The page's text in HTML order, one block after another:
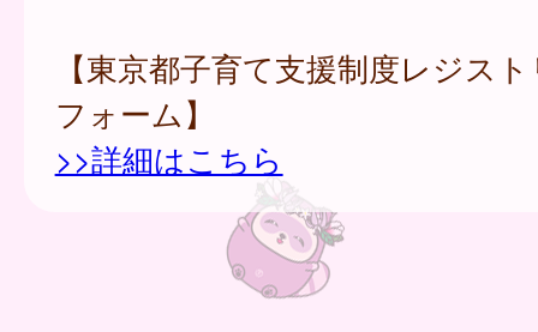
【東京都子育て支援制度レジス
フォーム】
>>詳細はこちら